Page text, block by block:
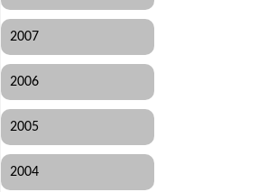
2007
2006
2005
2004